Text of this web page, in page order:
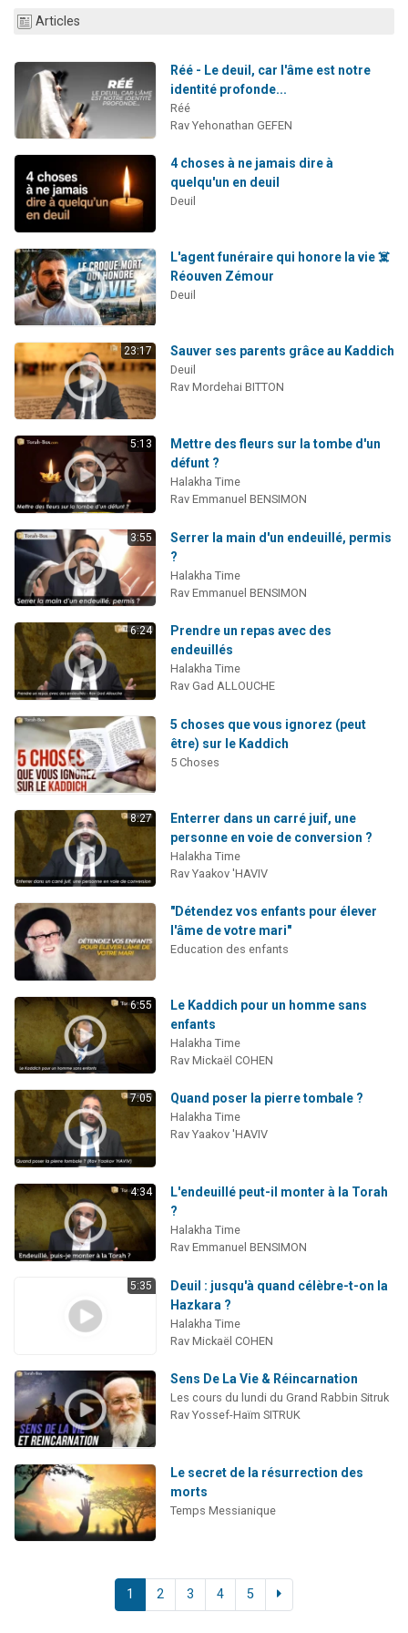
Il reste 49 places pour étudier en groupe sur Zoom
12 nouvelles musiques dans Torah-Box Music
Articles
Réé - Le deuil, car l'âme est notre
identité profonde...
Réé
Rav Yehonathan GEFEN
4 choses à ne jamais dire à
quelqu'un en deuil
Deuil
L'agent funéraire qui honore la vie ☠️
Réouven Zémour
Deuil
23:17 Sauver ses parents grâce au Kaddich
Deuil
Rav Mordehai BITTON
5:13
Mettre des fleurs sur la tombe d'un
défunt ?
Halakha Time
Rav Emmanuel BENSIMON
3:55
Serrer la main d'un endeuillé, permis
?
Halakha Time
Rav Emmanuel BENSIMON
6:24
Prendre un repas avec des
endeuillés
Halakha Time
Rav Gad ALLOUCHE
5 choses que vous ignorez (peut
être) sur le Kaddich
5 Choses
8:27
Enterrer dans un carré juif, une
personne en voie de conversion ?
Halakha Time
Rav Yaakov 'HAVIV
"Détendez vos enfants pour élever
l'âme de votre mari"
Education des enfants
6:55
Le Kaddich pour un homme sans
enfants
Halakha Time
Rav Mickaël COHEN
7:05 Quand poser la pierre tombale ?
Halakha Time
Rav Yaakov 'HAVIV
4:34
L'endeuillé peut-il monter à la Torah
?
Halakha Time
Rav Emmanuel BENSIMON
5:35
Deuil : jusqu'à quand célèbre-t-on la
Hazkara ?
Halakha Time
Rav Mickaël COHEN
Sens De La Vie & Réincarnation
Les cours du lundi du Grand Rabbin Sitruk
Rav Yossef-Haïm SITRUK
Le secret de la résurrection des
morts
Temps Messianique
1 2 3 4 5